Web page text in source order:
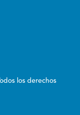
los derechos